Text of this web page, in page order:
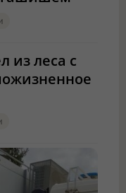
из леса с